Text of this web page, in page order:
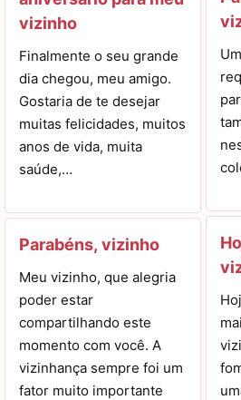
vizinho
Finalmente o seu grande
dia chegou, meu amigo.
Gostaria de te desejar
muitas felicidades, muitos
anos de vida, muita
saúde,…
Parabéns, vizinho
Meu vizinho, que alegria
poder estar
compartilhando este
momento com você. A
vizinhança sempre foi um
fator muito importante